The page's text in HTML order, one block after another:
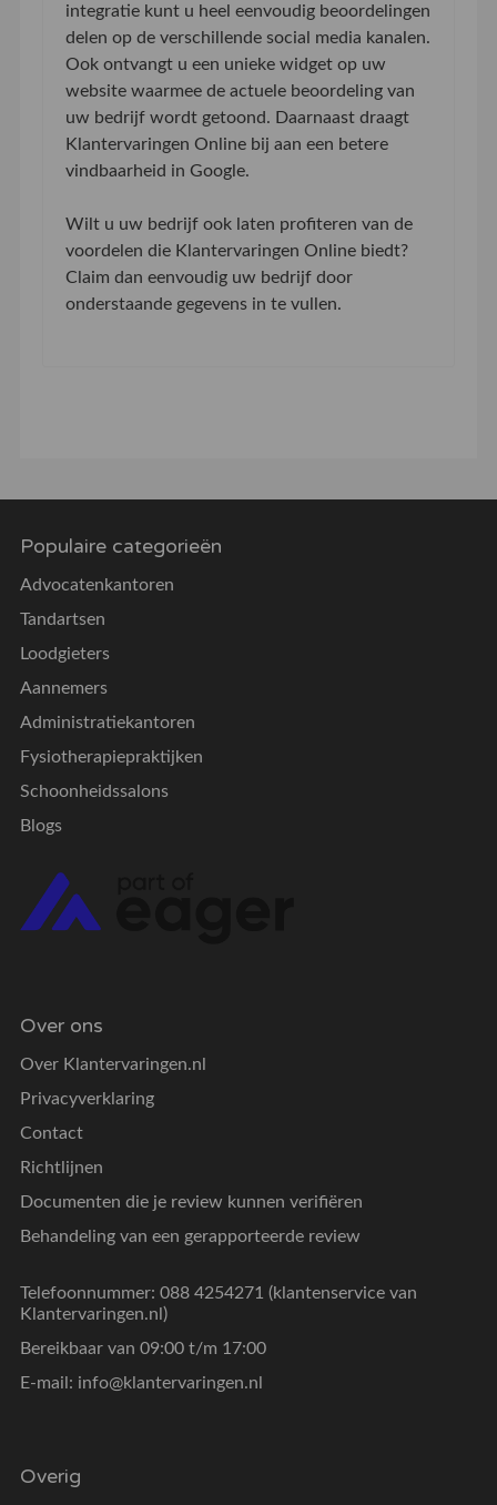
integratie kunt u heel eenvoudig beoordelingen
delen op de verschillende social media kanalen.
Ook ontvangt u een unieke widget op uw
website waarmee de actuele beoordeling van
uw bedrijf wordt getoond. Daarnaast draagt
Klantervaringen Online bij aan een betere
vindbaarheid in Google.
Wilt u uw bedrijf ook laten profiteren van de
voordelen die Klantervaringen Online biedt?
Claim dan eenvoudig uw bedrijf door
onderstaande gegevens in te vullen.
Populaire categorieën
Advocatenkantoren
Tandartsen
Loodgieters
Aannemers
Administratiekantoren
Fysiotherapiepraktijken
Schoonheidssalons
Blogs
Over ons
Over Klantervaringen.nl
Privacyverklaring
Contact
Richtlijnen
Documenten die je review kunnen verifiëren
Behandeling van een gerapporteerde review
Telefoonnummer: 088 4254271 (klantenservice van
Klantervaringen.nl)
Bereikbaar van 09:00 t/m 17:00
E-mail: info@klantervaringen.nl
Overig